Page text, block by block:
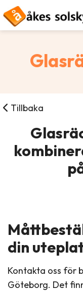
Tillbaka
din
Kontakta oss för
Göteborg. Det